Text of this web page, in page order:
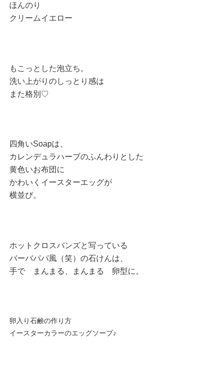
ほんのり
クリームイエロー
もこっとした泡立ち。
洗い上がりのしっとり感は
また格別♡
四角いSoapは、
カレンデュラハーブのふんわりとした
黄色いお布団に
かわいくイースターエッグが
横並び。
ホットクロスバンズと写っている
バーバパパ風（笑）の石けんは、
手で まんまる、まんまる 卵型に。
卵入り石鹸の作り方
イースターカラーのエッグソープ♪